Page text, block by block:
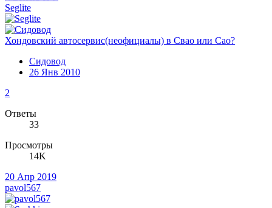
Seglite
Хондовский автосервис(неофициалы) в Свао или Сао?
Сидовод
26 Янв 2010
2
Ответы
33
Просмотры
14K
20 Апр 2019
pavol567